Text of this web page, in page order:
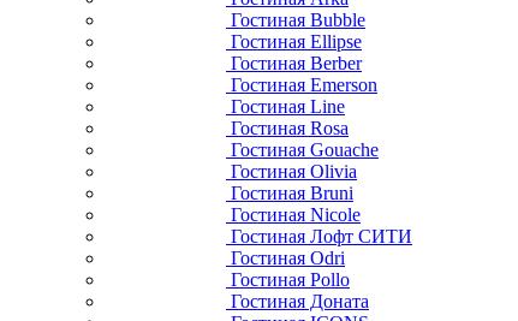
Гостиная Bubble
Гостиная Ellipse
Гостиная Berber
Гостиная Emerson
Гостиная Line
Гостиная Rosa
Гостиная Gouache
Гостиная Olivia
Гостиная Bruni
Гостиная Nicole
Гостиная Лофт СИТИ
Гостиная Odri
Гостиная Pollo
Гостиная Доната